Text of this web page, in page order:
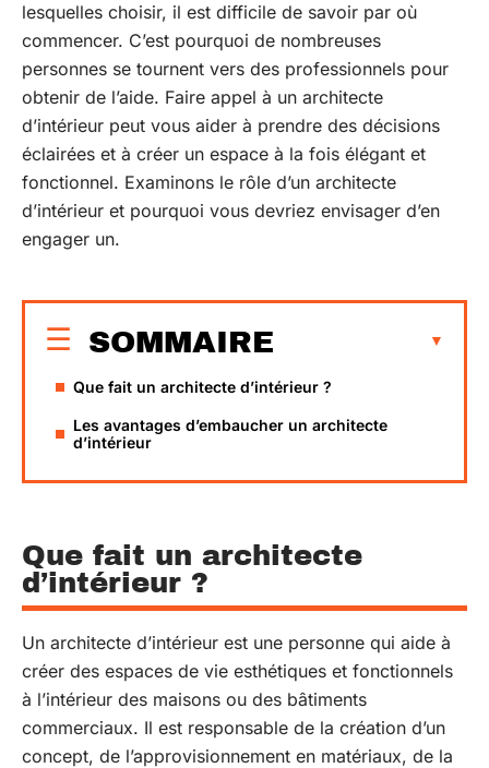
lesquelles choisir, il est difficile de savoir par où
commencer. C’est pourquoi de nombreuses
personnes se tournent vers des professionnels pour
obtenir de l’aide. Faire appel à un architecte
d’intérieur peut vous aider à prendre des décisions
éclairées et à créer un espace à la fois élégant et
fonctionnel. Examinons le rôle d’un architecte
d’intérieur et pourquoi vous devriez envisager d’en
engager un.
SOMMAIRE
Que fait un architecte d’intérieur ?
Les avantages d’embaucher un architecte
d’intérieur
Que fait un architecte
d’intérieur ?
Un architecte d’intérieur est une personne qui aide à
créer des espaces de vie esthétiques et fonctionnels
à l’intérieur des maisons ou des bâtiments
commerciaux. Il est responsable de la création d’un
concept, de l’approvisionnement en matériaux, de la